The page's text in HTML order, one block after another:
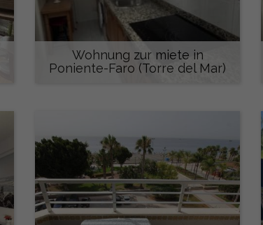
Wohnung zur miete in
Poniente-Faro (Torre del Mar)